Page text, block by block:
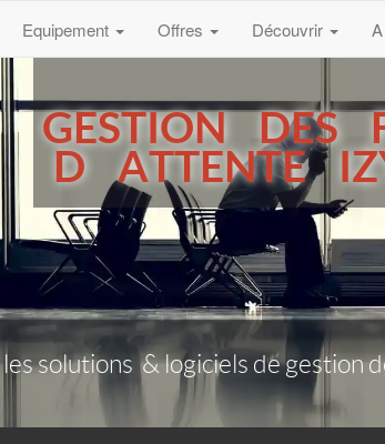
Equipement Offres Découvrir
GESTION DES
D ATTENTE
solutions & logiciels de gestion